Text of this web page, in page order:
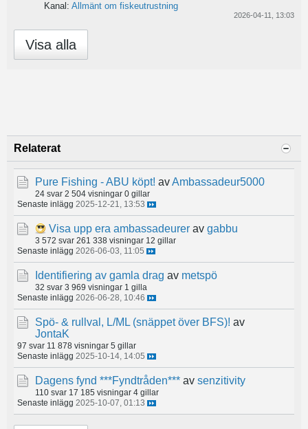
Kanal: Allmänt om fiskeutrustning
2026-04-11, 13:03
Visa alla
Relaterat
Pure Fishing - ABU köpt! avAmbassadeur5000
24 svar 2 504 visningar 0 gillar
Senaste inlägg 2025-12-21, 13:53
Visa upp era ambassadeurer av gabbu
3 572 svar 261 338 visningar 12 gillar
Senaste inlägg 2026-06-03, 11:05
Identifiering av gamla drag av metspö
32 svar 3 969 visningar 1 gilla
Senaste inlägg 2026-06-28, 10:46
Spö- & rullval, L/ML (snäppet över BFS)! av
JontaK
97 svar 11 878 visningar 5 gillar
Senaste inlägg 2025-10-14, 14:05
Dagens fynd ***Fyndtråden*** av senzitivity
110 svar 17 185 visningar 4 gillar
Senaste inlägg 2025-10-07, 01:13